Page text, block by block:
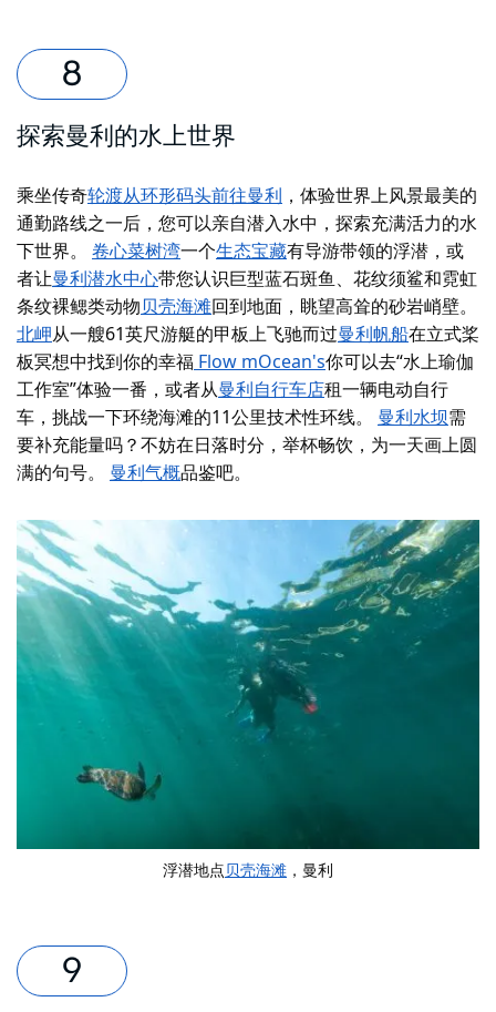
探索曼利的水上世界
乘坐传奇轮渡从环形码头前往曼利 ， 体验世界上风景最美的
通勤路线之一后 ，您可以亲自潜入水中，探索充满活力的水
下世界。
卷心菜树湾一个生态宝藏有导游带领的浮潜，或
者让曼利潜水中心带您认识巨型蓝石斑鱼、花纹须鲨和霓虹
条纹裸鳃类动物贝壳海滩回到地面，眺望高耸的砂岩峭壁。
北岬从一艘61英尺游艇的甲板上飞驰而过曼利帆船在立式桨
板冥想中找到你的幸福 Flow mOcean's你可以去“水上瑜伽
工作室”体验一番，或者从曼利自行车店租一辆电动自行
车 ，挑战一下环绕海滩的11公里技术性环线。 曼利水坝需
要补充能量吗？不妨在日落时分，举杯畅饮，为一天画上圆
满的句号。
曼利气概品鉴吧。
浮潜地点贝壳海滩 ，曼利